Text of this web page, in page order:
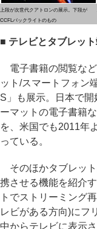
上段が次世代クアトロンの展示。下段が
CCFLバックライトのもの
■ テレビとタブレッ
電子書籍の閲覧な
ット/スマートフォン
S」も展示。日本で
ーマットの電子書籍
を、米国でも2011年
っている。
そのほかタブレッ
携させる機能を紹介
トでストリーミング
レビがある方向)にフ
中からテレビに表示